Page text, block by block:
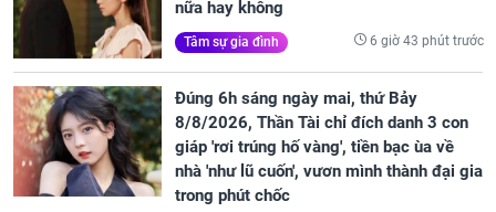
nữa hay không
Tâm sự gia đình 6 giờ 43 phút trước
Đúng 6h sáng ngày mai, thứ Bảy
8/8/2026, Thần Tài chỉ đích danh 3 con
giáp 'rơi trúng hố vàng', tiền bạc ùa về
nhà 'như lũ cuốn', vươn mình thành đại gia
trong phút chốc